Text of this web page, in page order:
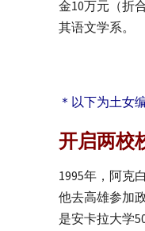
金10万元（折
其语文学系。
＊以下为土女
开启两校
1995年，阿克
他去高雄参加
是安卡拉大学